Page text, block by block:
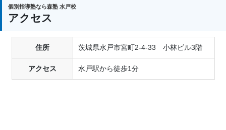
個別指導塾なら森塾 水戸校
アクセス
住所 茨城県水戸市宮町2-4-33 小林ビル3階
アクセス 水戸駅から徒歩1分